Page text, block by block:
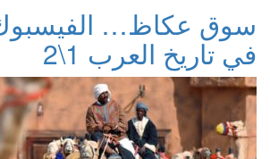
سوق عكاظ… الفيسبوك
في تاريخ العرب 1\2